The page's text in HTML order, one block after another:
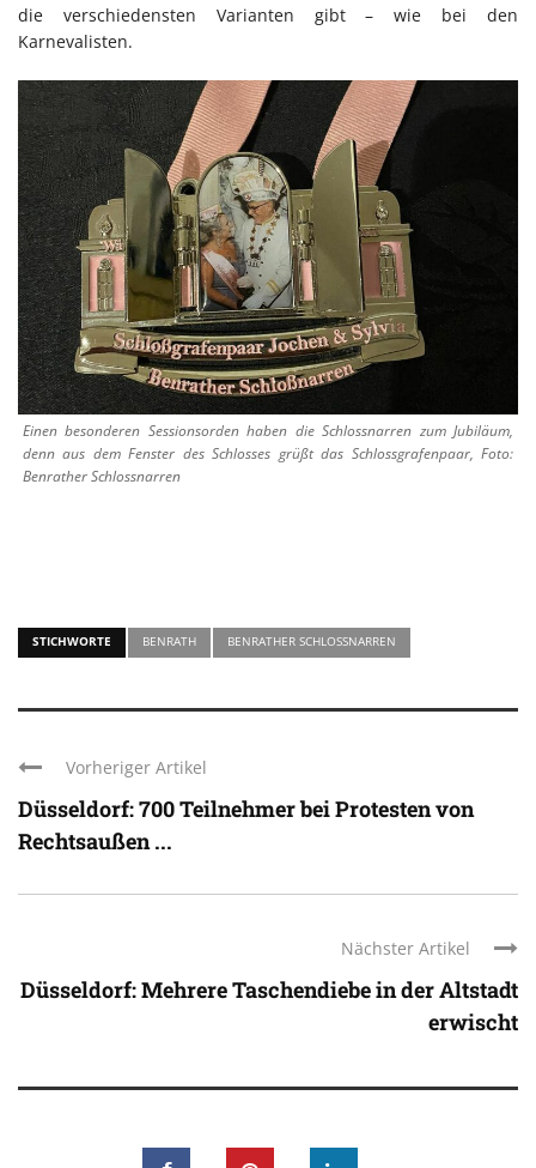
die verschiedensten Varianten gibt – wie bei den
Karnevalisten.
Einen besonderen Sessionsorden haben die Schlossnarren zum Jubiläum,
denn aus dem Fenster des Schlosses grüßt das Schlossgrafenpaar, Foto:
Benrather Schlossnarren
STICHWORTE BENRATH BENRATHER SCHLOSSNARREN
Vorheriger Artikel
Düsseldorf: 700 Teilnehmer bei Protesten von
Rechtsaußen ...
Nächster Artikel
Düsseldorf: Mehrere Taschendiebe in der Altstadt
erwischt